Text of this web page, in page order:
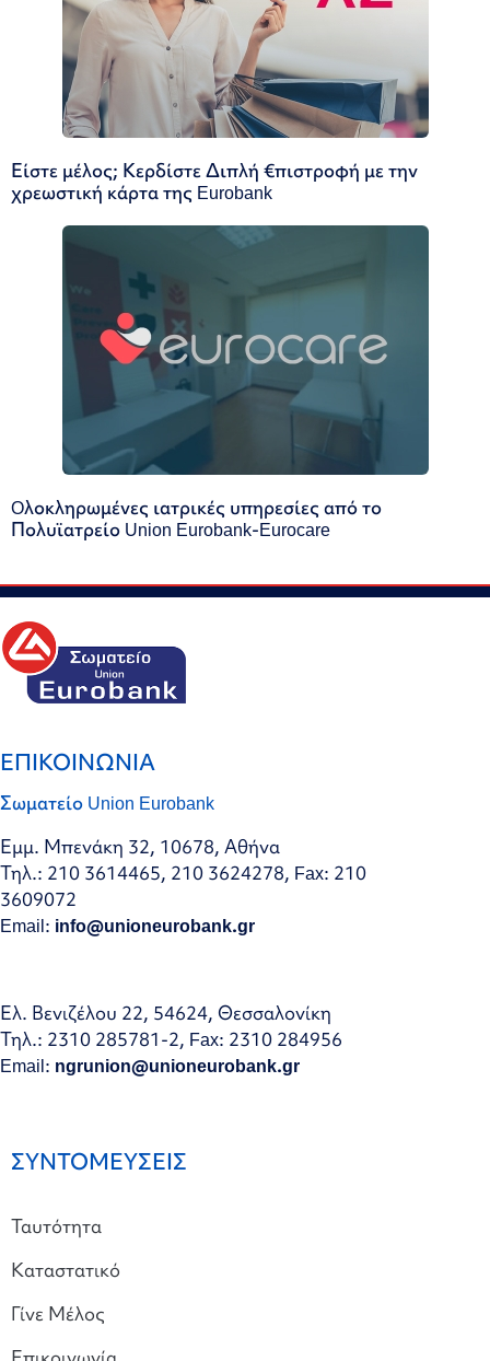
Είστε μέλος; Κερδίστε Διπλή €πιστροφή με την
χρεωστική κάρτα της Eurobank
Oλοκληρωμένες ιατρικές υπηρεσίες από το
Πολυϊατρείο Union Eurobank-Eurocare
ΕΠΙΚΟΙΝΩΝΙΑ
Σωματείο Union Eurobank
Εμμ. Μπενάκη 32, 10678, Αθήνα
Τηλ.: 210 3614465, 210 3624278, Fax: 210
3609072
Email: info@unioneurobank.gr
Ελ. Βενιζέλου 22, 54624, Θεσσαλονίκη
Τηλ.: 2310 285781-2, Fax: 2310 284956
Email: ngrunion@unioneurobank.gr
ΣΥΝΤΟΜΕΥΣΕΙΣ
Ταυτότητα
Καταστατικό
Γίνε Μέλος